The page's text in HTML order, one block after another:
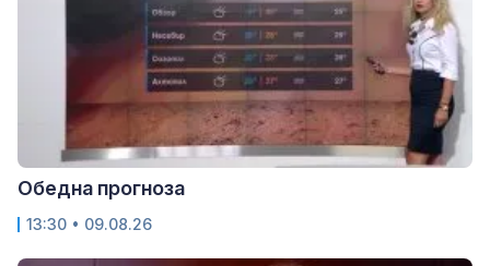
Обедна прогноза
13:30 • 09.08.26